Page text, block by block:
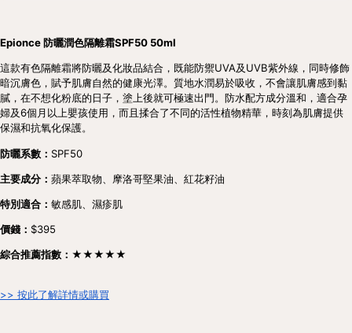
Epionce 防曬潤色隔離霜SPF50 50ml
這款有色隔離霜將防曬及化妝品結合，既能防禦UVA及UVB紫外線，同時修飾
暗沉膚色，賦予肌膚自然的健康光澤。質地水潤易於吸收，不會讓肌膚感到黏
膩，在不想化粉底的日子，塗上後就可極速出門。防水配方成分溫和，適合孕
婦及6個月以上嬰孩使用，而且揉合了不同的活性植物精華，時刻為肌膚提供
保濕和抗氧化保護。
防曬系數： SPF50
主要成分： 蘋果萃取物、摩洛哥堅果油、紅花籽油
特別適合： 敏感肌、濕疹肌
價錢： $395
綜合推薦指數：★★★★★
>> 按此了解詳情或購買